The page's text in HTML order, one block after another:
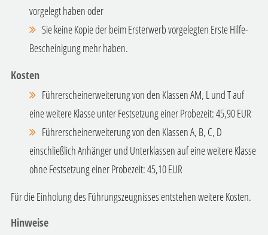
vorgelegt haben oder
Sie keine Kopie der beim Ersterwerb vorgelegten Erste Hilfe-
Bescheinigung mehr haben.
Kosten
Führerscheinerweiterung von den Klassen AM, L und T auf
eine weitere Klasse unter Festsetzung einer Probezeit: 45,90 EUR
Führerscheinerweiterung von den Klassen A, B, C, D
einschließlich Anhänger und Unterklassen auf eine weitere Klasse
ohne Festsetzung einer Probezeit: 45,10 EUR
Für die Einholung des Führungszeugnisses entstehen weitere Kosten.
Hinweise